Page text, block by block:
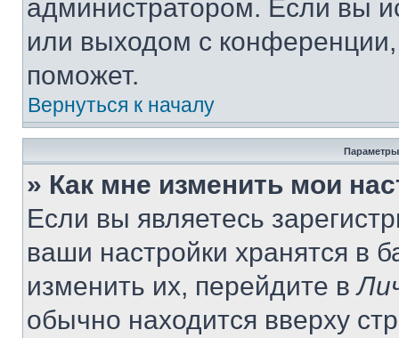
администратором. Если вы
или выходом с
поможет.
Вернуться к началу
Параметры
» Как мне изменить мои
Если вы являетесь
ваши настройки хранятся в
изменить их, перейдите в
обычно находится вверху